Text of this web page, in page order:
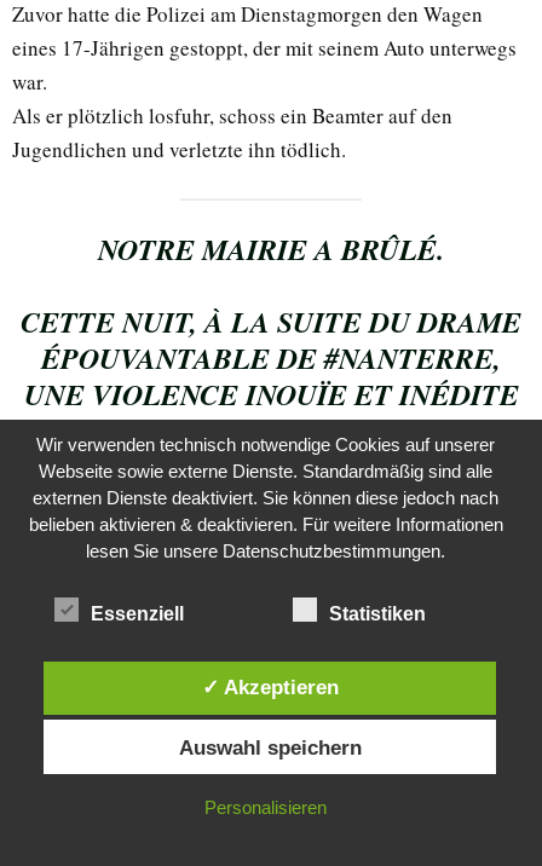
Zuvor hatte die Polizei am Dienstagmorgen den Wagen
eines 17-Jährigen gestoppt, der mit seinem Auto unterwegs
war.
Als er plötzlich losfuhr, schoss ein Beamter auf den
Jugendlichen und verletzte ihn tödlich.
NOTRE MAIRIE A BRÛLÉ.
CETTE NUIT, À LA SUITE DU DRAME
ÉPOUVANTABLE DE#NANTERRE,
UNE VIOLENCE INOUÏE ET INÉDITE
S’EST ABATTUE SUR LE
#VALFOURRÉ. LA MAIRIE DE
QUARTIER A ÉTÉ COMPLÈTEMENT
DÉTRUITE PAR LE FEU.
PIC.TWITTER.COM/K89SEFRDJI
(@RAPHAELCOGNET)JUNE 28, 2023
Diese Website verwendet Cookies. Durch die weitere Nutzung dieser
Website stimmst du der Verwendung von Cookies zu.
IN ORDNUNG
Wir verwenden technisch notwendige Cookies auf unserer
Webseite sowie externe Dienste. Standardmäßig sind alle
externen Dienste deaktiviert. Sie können diese jedoch nach
belieben aktivieren & deaktivieren. Für weitere Informationen
lesen Sie unsere Datenschutzbestimmungen.
Essenziell Statistiken
✓ Akzeptieren
Auswahl speichern
Personalisieren